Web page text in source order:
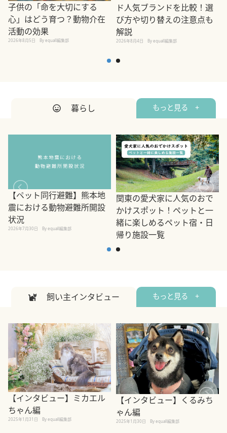
子供の「命を大切にする
心」はどう育つ？動物介在
活動の効果
2026年8月5日 By equall編集部
ド人気ブランドを比較！選
び方や切り替えの注意点も
解説
2026年8月4日 By equall編集部
暮らし もっと見る +
【ペット同行避難】熊本地
震における動物避難所開設
状況
2026年7月30日 By equall編集部
関東の愛犬家に人気のおで
かけスポット！ペットと一
緒に楽しめるペット宿・日
帰り施設一覧
飼い主インタビュー もっと見る +
【インタビュー】ミカエル
ちゃん編
2025年1月31日 By equall編集部
【インタビュー】くるみち
ゃん編
2025年1月30日 By equall編集部